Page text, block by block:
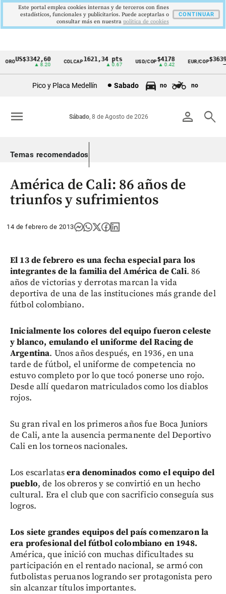
Cintillo
Colombia
US$3342,60
▲ 8.20
COLCAP1621,34 pts
▲ 0.67
USD/COP$4178
▲ 0.42
EUR/COP$3639
Pico y Placa Medellín Sabado no no
person search
Sábado, 8 de Agosto de 2026
menu
Temas recomendados
América de Cali: 86 años de
triunfos y sufrimientos
14 de febrero de 2013
El 13 de febrero es una fecha especial para los
integrantes de la familia del América de Cali. 86
años de victorias y derrotas marcan la vida
deportiva de una de las instituciones más grande del
fútbol colombiano.
Inicialmente los colores del equipo fueron celeste
y blanco, emulando el uniforme del Racing de
Argentina. Unos años después, en 1936, en una
tarde de fútbol, el uniforme de competencia no
estuvo completo por lo que tocó ponerse uno rojo.
Desde allí quedaron matriculados como los diablos
rojos.
Su gran rival en los primeros años fue Boca Juniors
de Cali, ante la ausencia permanente del Deportivo
Cali en los torneos nacionales.
Los escarlatasera denominados como el equipo del
pueblo, de los obreros y se convirtió en un hecho
cultural. Era el club que con sacrificio conseguía sus
logros.
Los siete grandes equipos del país comenzaron la
era profesional del fútbol colombiano en 1948.
América, que inició con muchas dificultades su
participación en el rentado nacional, se armó con
futbolistas peruanos logrando ser protagonista pero
sin alcanzar títulos importantes.
Este portal emplea cookies internas y de terceros con fines
estadísticos, funcionales y publicitarios. Puede aceptarlas o
consultar más en nuestra politica de cookies
CONTINUAR